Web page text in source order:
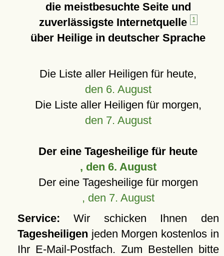
die meistbesuchte Seite und
zuverlässigste Internetquelle
1
über Heilige in deutscher Sprache
Die Liste aller Heiligen für heute,
den 6. August
Die Liste aller Heiligen für morgen,
den 7. August
Der eine Tagesheilige für heute
, den 6. August
Der eine Tagesheilige für morgen
, den 7. August
Service: Wir schicken Ihnen den
Tagesheiligen jeden Morgen kostenlos in
Ihr E-Mail-Postfach. Zum Bestellen bitte